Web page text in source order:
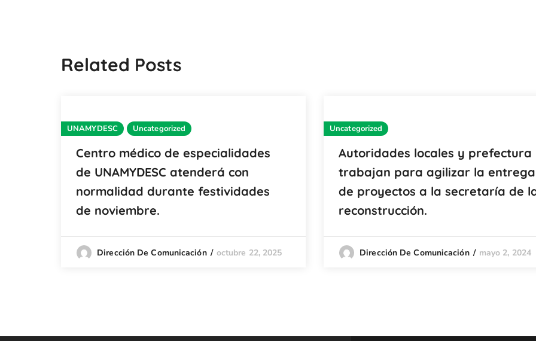
Related Posts
UNAMYDESC Uncategorized
Centro médico de especialidades
de UNAMYDESC atenderá con
normalidad durante festividades
de noviembre.
Dirección De Comunicación octubre 22, 2025
Uncategorized
Autoridades locales y prefectura
trabajan para agilizar la entrega
de proyectos a la secretaría de
reconstrucción.
Dirección De Comunicación mayo 2, 2024